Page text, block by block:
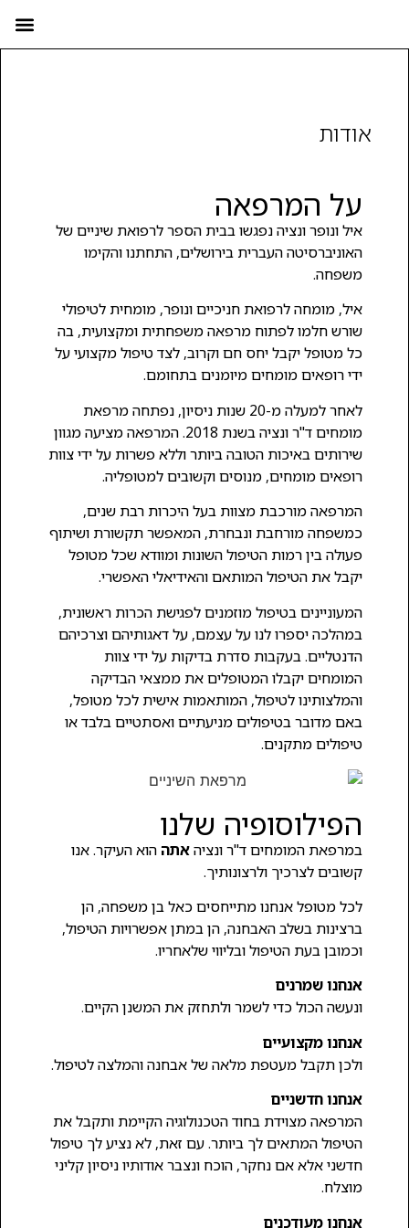
אודות
על המרפאה
איל ונופר ונציה נפגשו בבית הספר לרפואת שיניים של
האוניברסיטה העברית בירושלים, התחתנו והקימו
משפחה.
איל, מומחה לרפואת חניכיים ונופר, מומחית לטיפולי
שורש חלמו לפתוח מרפאה משפחתית ומקצועית, בה
כל מטופל יקבל יחס חם וקרוב, לצד טיפול מקצועי על
ידי רופאים מומחים מיומנים בתחומם.
לאחר למעלה מ-20 שנות ניסיון, נפתחה מרפאת
מומחים ד"ר ונציה בשנת 2018. המרפאה מציעה מגוון
שירותים באיכות הטובה ביותר וללא פשרות על ידי צוות
רופאים מומחים, מנוסים וקשובים למטופליה.
המרפאה מורכבת מצוות בעל היכרות רבת שנים,
כמשפחה מורחבת ונבחרת, המאפשר תקשורת ושיתוף
פעולה בין רמות הטיפול השונות ומוודא שכל מטופל
יקבל את הטיפול המותאם והאידיאלי האפשרי.
המעוניינים בטיפול מוזמנים לפגישת הכרות ראשונית,
במהלכה יספרו לנו על עצמם, על דאגותיהם וצרכיהם
הדנטליים. בעקבות סדרת בדיקות על ידי צוות
המומחים יקבלו המטופלים את ממצאי הבדיקה
והמלצותינו לטיפול, המותאמות אישית לכל מטופל,
באם מדובר בטיפולים מניעתיים ואסתטיים בלבד או
טיפולים מתקנים.
הפילוסופיה שלנו
במרפאת המומחים ד"ר ונציהאתההוא העיקר. אנו
קשובים לצרכיך ולרצונותיך.
לכל מטופל אנחנו מתייחסים כאל בן משפחה, הן
ברצינות בשלב האבחנה, הן במתן אפשרויות הטיפול,
וכמובן בעת הטיפול ובליווי שלאחריו.
אנחנו שמרנים
ונעשה הכול כדי לשמר ולתחזק את המשנן הקיים.
אנחנו מקצועיים
ולכן תקבל מעטפת מלאה של אבחנה והמלצה לטיפול.
אנחנו חדשניים
המרפאה מצוידת בחוד הטכנולוגיה הקיימת ותקבל את
הטיפול המתאים לך ביותר. עם זאת, לא נציע לך טיפול
חדשני אלא אם נחקר, הוכח ונצבר אודותיו ניסיון קליני
מוצלח.
אנחנו מעודכנים